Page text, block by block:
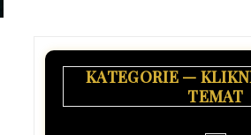
KATEGORIE —
TEMAT